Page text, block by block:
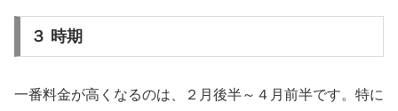
３ 時期
一番料金が高くなるのは、２月後半～４月前半です。特に